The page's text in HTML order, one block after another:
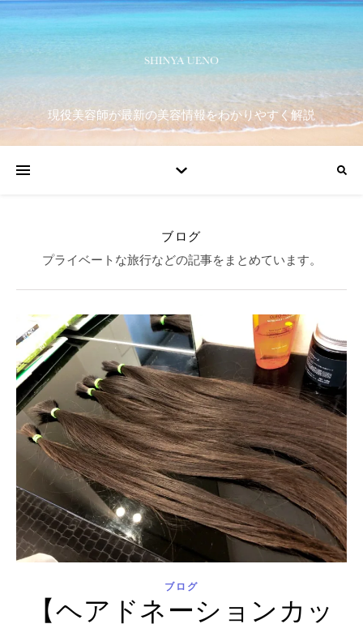
現役美容師が最新の美容情報をわかりやすく解説
ブログ
プライベートな旅行などの記事をまとめています。
ブログ
【ヘアドネーションカッ